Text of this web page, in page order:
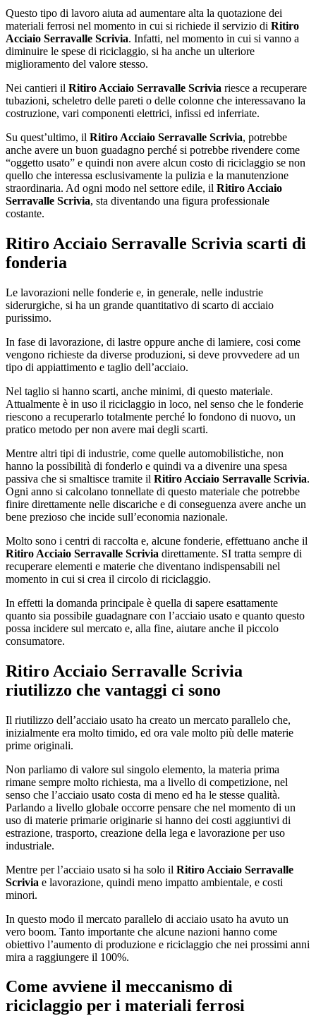
Questo tipo di lavoro aiuta ad aumentare alta la quotazione dei
materiali ferrosi nel momento in cui si richiede il servizio di Ritiro
Acciaio Serravalle Scrivia. Infatti, nel momento in cui si vanno a
diminuire le spese di riciclaggio, si ha anche un ulteriore
miglioramento del valore stesso.
Nei cantieri il Ritiro Acciaio Serravalle Scrivia riesce a recuperare
tubazioni, scheletro delle pareti o delle colonne che interessavano la
costruzione, vari componenti elettrici, infissi ed inferriate.
Su quest’ultimo, il Ritiro Acciaio Serravalle Scrivia, potrebbe
anche avere un buon guadagno perché si potrebbe rivendere come
“oggetto usato” e quindi non avere alcun costo di riciclaggio se non
quello che interessa esclusivamente la pulizia e la manutenzione
straordinaria. Ad ogni modo nel settore edile, il Ritiro Acciaio
Serravalle Scrivia, sta diventando una figura professionale
costante.
Ritiro Acciaio Serravalle Scrivia scarti di
fonderia
Le lavorazioni nelle fonderie e, in generale, nelle industrie
siderurgiche, si ha un grande quantitativo di scarto di acciaio
purissimo.
In fase di lavorazione, di lastre oppure anche di lamiere, cosi come
vengono richieste da diverse produzioni, si deve provvedere ad un
tipo di appiattimento e taglio dell’acciaio.
Nel taglio si hanno scarti, anche minimi, di questo materiale.
Attualmente è in uso il riciclaggio in loco, nel senso che le fonderie
riescono a recuperarlo totalmente perché lo fondono di nuovo, un
pratico metodo per non avere mai degli scarti.
Mentre altri tipi di industrie, come quelle automobilistiche, non
hanno la possibilità di fonderlo e quindi va a divenire una spesa
passiva che si smaltisce tramite il Ritiro Acciaio Serravalle Scrivia.
Ogni anno si calcolano tonnellate di questo materiale che potrebbe
finire direttamente nelle discariche e di conseguenza avere anche un
bene prezioso che incide sull’economia nazionale.
Molto sono i centri di raccolta e, alcune fonderie, effettuano anche il
Ritiro Acciaio Serravalle Scrivia direttamente. SI tratta sempre di
recuperare elementi e materie che diventano indispensabili nel
momento in cui si crea il circolo di riciclaggio.
In effetti la domanda principale è quella di sapere esattamente
quanto sia possibile guadagnare con l’acciaio usato e quanto questo
possa incidere sul mercato e, alla fine, aiutare anche il piccolo
consumatore.
Ritiro Acciaio Serravalle Scrivia
riutilizzo che vantaggi ci sono
Il riutilizzo dell’acciaio usato ha creato un mercato parallelo che,
inizialmente era molto timido, ed ora vale molto più delle materie
prime originali.
Non parliamo di valore sul singolo elemento, la materia prima
rimane sempre molto richiesta, ma a livello di competizione, nel
senso che l’acciaio usato costa di meno ed ha le stesse qualità.
Parlando a livello globale occorre pensare che nel momento di un
uso di materie primarie originarie si hanno dei costi aggiuntivi di
estrazione, trasporto, creazione della lega e lavorazione per uso
industriale.
Mentre per l’acciaio usato si ha solo il Ritiro Acciaio Serravalle
Scrivia e lavorazione, quindi meno impatto ambientale, e costi
minori.
In questo modo il mercato parallelo di acciaio usato ha avuto un
vero boom. Tanto importante che alcune nazioni hanno come
obiettivo l’aumento di produzione e riciclaggio che nei prossimi anni
mira a raggiungere il 100%.
Come avviene il meccanismo di
riciclaggio per i materiali ferrosi